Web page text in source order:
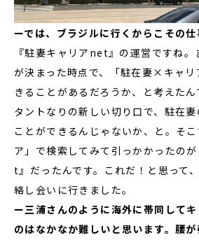
ーでは、ブラジルに行くからこその仕
『駐妻キャリアnet』の運営ですね。
が決まった時点で、「駐在妻×キャリ
きることがあるだろうか、と考えた
タントなりの新しい切り口で、駐在
ことができるんじゃないか、と。そ
ア」で検索してみて引っかかったの
t』だったんです。これだ！と思って
絡し会いに行きました。
ー三浦さんのように海外に帯同して
のはなかなか難しいと思います。腰